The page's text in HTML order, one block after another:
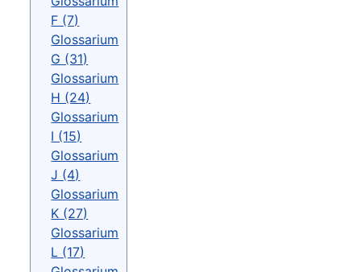
F (7)
Glossarium
G (31)
Glossarium
H (24)
Glossarium
I (15)
Glossarium
J (4)
Glossarium
K (27)
Glossarium
L (17)